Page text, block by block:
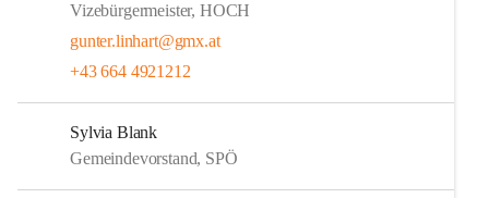
Vizebürgermeister, HOCH
gunter.linhart@gmx.at
+43 664 4921212
Sylvia Blank
Gemeindevorstand, SPÖ